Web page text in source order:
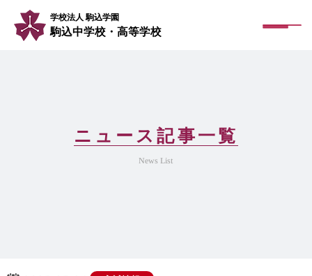
学校法人 駒込学園
駒込中学校・高等学校
ニュース記事一覧
News List